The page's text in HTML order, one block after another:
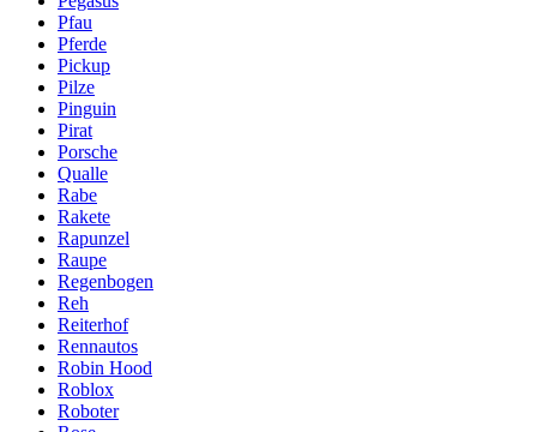
Pfau
Pferde
Pickup
Pilze
Pinguin
Pirat
Porsche
Qualle
Rabe
Rakete
Rapunzel
Raupe
Regenbogen
Reh
Reiterhof
Rennautos
Robin Hood
Roblox
Roboter